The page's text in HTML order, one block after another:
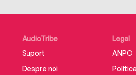
AudioTribe
Suport
Despre noi
Legal
ANPC